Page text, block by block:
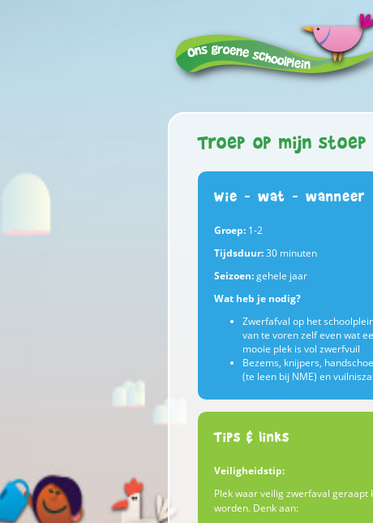
Troep op mijn stoep
Wie – wat – wanneer
Groep: 1-2
Tijdsduur:30 minuten
Seizoen:gehele jaar
Wat heb je nodig?
Zwerfafval op het
van te voren zelf even wat
mooie plek is vol zwerfvuil
Bezems, knijpers,
(te leen bij NME) en
Tips & links
Veiligheidstip:
Plek waar veilig zwerfaval geraapt
worden. Denk aan: